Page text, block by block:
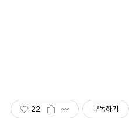
22 구독하기